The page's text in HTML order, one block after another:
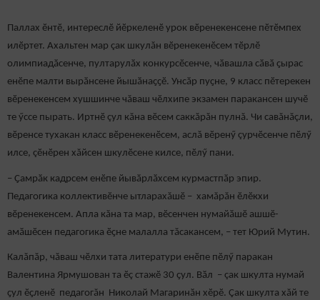
Паллах ӗнтӗ, интереслӗ йӗркеленӗ урок вӗренекенсене пӗтӗмпех
илӗртет. Ахальтен мар çак шкулăн вӗренекенӗсем тӗрлӗ
олимпиадӑсенче, пултарулӑх конкурсӗсенче, чӑвашла сӑвӑ ҫырас
енӗпе малти вырӑнсене йышӑнаҫҫӗ. Унсӑр пуҫне, 9 класс пӗтерекен
вӗренекенсем хушшинче чăваш чӗлхипе экзамен паракансен шучӗ
те ӳссе пырать. Иртнӗ çул кăна вӗсем саккăрăн пулнă. Чи савăнăçли,
вӗренсе тухакан класс вӗренекенӗсем, аслă вӗренӳ çурчӗсенче пӗлӳ
илсе, çӗнӗрен хăйсен шкулӗсене килсе, пӗлӳ пани.
– Ҫамрӑк кадрсем енӗпе йывӑрлӑхсем курмастпӑр эпир.
Педагогика коллективӗнче ытларахăшӗ – хамăрăн ӗлӗкхи
вӗренекенсем. Апла кăна та мар, вӗсенчен нумайӑшӗ ашшӗ-
амӑшӗсен педагогика ӗҫне малалла тăсакансем, – тет Юрий Мутин.
Калăпăр, чăваш чӗлхи тата литератури енӗпе пӗлӳ паракан
Валентина Ярмушован та ӗç стажӗ 30 ҫул. Вӑл – çак шкулта нумай
ҫул ӗҫленӗ педагогăн Николай Магаринӑн хӗрӗ. Çак шкулта хăй те